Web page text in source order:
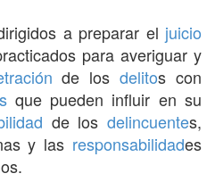
a preparar el juicio
para averiguar y
de losdelitos con
que pueden influir en su
de los delincuentes,
y las responsabilidades